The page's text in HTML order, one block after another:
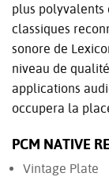
plus polyvalents
classiques
sonore de
niveau de
applications
occupera la
PCM NATIVE
Vintage Plate